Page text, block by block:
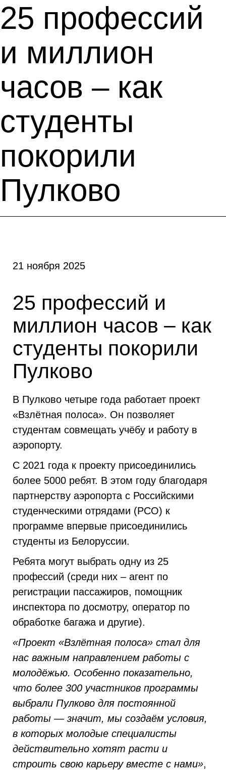
25 профессий
и миллион
часов – как
студенты
покорили
Пулково
21 ноября 2025
25 профессий и
миллион часов – как
студенты покорили
Пулково
В Пулково четыре года работает проект
«Взлётная полоса». Он позволяет
студентам совмещать учёбу и работу в
аэропорту.
С 2021 года к проекту присоединились
более 5000 ребят. В этом году благодаря
партнерству аэропорта с Российскими
студенческими отрядами (РСО) к
программе впервые присоединились
студенты из Белоруссии.
Ребята могут выбрать одну из 25
профессий (среди них – агент по
регистрации пассажиров, помощник
инспектора по досмотру, оператор по
обработке багажа и другие).
«Проект «Взлётная полоса» стал для
нас важным направлением работы с
молодёжью. Особенно показательно,
что более 300 участников программы
выбрали Пулково для постоянной
работы — значит, мы создаём условия,
в которых молодые специалисты
действительно хотят расти и
строить свою карьеру вместе с нами»,